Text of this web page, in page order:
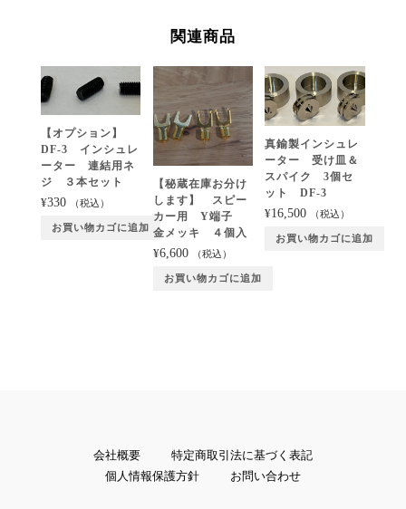
グ
申
込
チ
ケ
ッ
ト
個
関連商品
【オプション】
DF-3 インシュレ
ーター 連結用ネ
ジ ３本セット
¥330 （税込）
お買い物カゴに追加
【秘蔵在庫お分け
します】 スピー
カー用 Y端子
金メッキ ４個入
¥6,600 （税込）
お買い物カゴに追加
真鍮製インシュレ
ーター 受け皿＆
スパイク 3個セ
ット DF-3
¥16,500 （税込）
お買い物カゴに追加
会社概要
特定商取引法に基づく表記
個人情報保護方針
お問い合わせ